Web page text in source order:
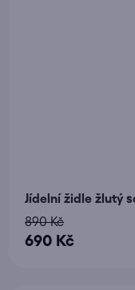
Jídelní židle žlutý
690 Kč
890 Kč